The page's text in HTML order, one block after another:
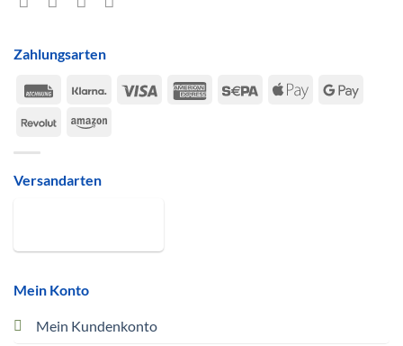
Mein Konto
Mein Kundenkonto
Zahlungsarten
Rechung
Klarna Visa
American Sepa
Apple
Google
RevolutAmazon
Versandarten